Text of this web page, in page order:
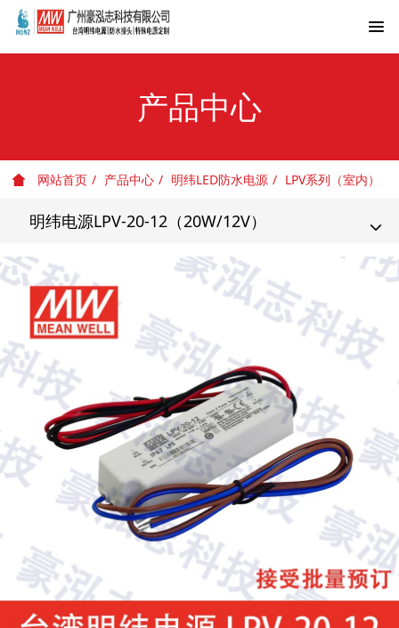
产品中心
网站首页 产品中心 明纬LED防水电源 LPV系列（室内）
T
g
l
e
n
明纬电源LPV-20-12（20W/12V）